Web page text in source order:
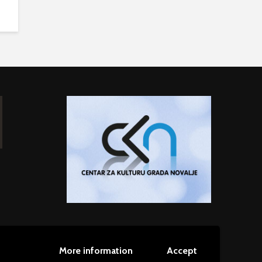
More information Accept